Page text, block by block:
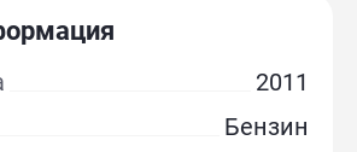
2011
Бензин